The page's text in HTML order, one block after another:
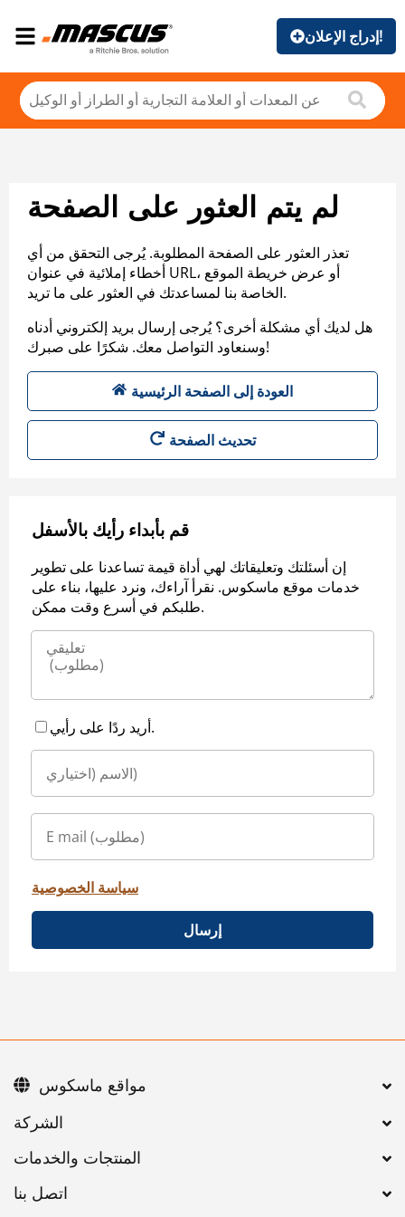
إدراج الإعلان!
لم يتم العثور على الصفحة
تعذر العثور على الصفحة المطلوبة. يُرجى التحقق من أي
أخطاء إملائية في عنوان URL، أو عرض خريطة الموقع
الخاصة بنا لمساعدتك في العثور على ما تريد.
هل لديك أي مشكلة أخرى؟ يُرجى إرسال بريد إلكتروني أدناه
وسنعاود التواصل معك. شكرًا على صبرك!
العودة إلى الصفحة الرئيسية
تحديث الصفحة
قم بأبداء رأيك بالأسفل
إن أسئلتك وتعليقاتك لهي أداة قيمة تساعدنا على تطوير
خدمات موقع ماسكوس. نقرأ آراءك، ونرد عليها، بناء على
طلبكم في أسرع وقت ممكن.
أريد ردًا على رأيي.
سياسة الخصوصية
إرسال
اتصل بنا
مواقع ماسكوس